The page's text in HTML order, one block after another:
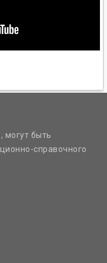
могут быть
справочного